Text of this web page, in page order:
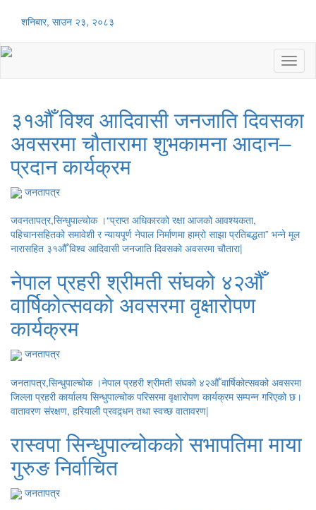
शनिबार, साउन २३, २०८३
३१औँ विश्व आदिवासी जनजाति दिवसका
अवसरमा चौतारामा शुभकामना आदान–
प्रदान कार्यक्रम
जनतापत्र
जवनतापत्र,सिन्धुपाल्चोक ।“प्राप्त अधिकारको रक्षा आजको आवश्यकता,
पहिचानसहितको समावेशी र न्यायपूर्ण नेपाल निर्माणमा हाम्रो साझा प्रतिबद्धता” भन्ने मूल
नारासहित ३१औँ विश्व आदिवासी जनजाति दिवसको अवसरमा चौतारा|
नेपाल प्रहरी श्रीमती संघको ४२औँ
वार्षिकोत्सवको अवसरमा वृक्षारोपण
कार्यक्रम
जनतापत्र
जनतापत्र,सिन्धुपाल्चोक ।नेपाल प्रहरी श्रीमती संघको ४२औँ वार्षिकोत्सवको अवसरमा
जिल्ला प्रहरी कार्यालय सिन्धुपाल्चोक परिसरमा वृक्षारोपण कार्यक्रम सम्पन्न गरिएको छ।
वातावरण संरक्षण, हरियाली प्रवद्र्धन तथा स्वच्छ वातावरण|
रास्वपा सिन्धुपाल्चोकको सभापतिमा माया
गुरुङ निर्वाचित
जनतापत्र